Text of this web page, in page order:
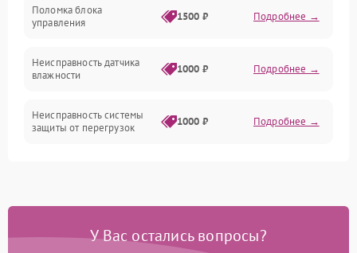
Датчики
Поломка блока
управления
1500 ₽ Подробнее →
Неисправность датчика
влажности
1000 ₽ Подробнее →
Неисправность системы
защиты от перегрузок
1000 ₽ Подробнее →
Поломка системы защиты
от короткого замыкания
1000 ₽ Подробнее →
У Вас остались вопросы?